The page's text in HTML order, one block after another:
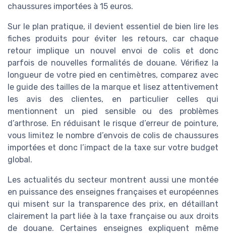
chaussures importées à 15 euros.
Sur le plan pratique, il devient essentiel de bien lire les
fiches produits pour éviter les retours, car chaque
retour implique un nouvel envoi de colis et donc
parfois de nouvelles formalités de douane. Vérifiez la
longueur de votre pied en centimètres, comparez avec
le guide des tailles de la marque et lisez attentivement
les avis des clientes, en particulier celles qui
mentionnent un pied sensible ou des problèmes
d’arthrose. En réduisant le risque d’erreur de pointure,
vous limitez le nombre d’envois de colis de chaussures
importées et donc l’impact de la taxe sur votre budget
global.
Les actualités du secteur montrent aussi une montée
en puissance des enseignes françaises et européennes
qui misent sur la transparence des prix, en détaillant
clairement la part liée à la taxe française ou aux droits
de douane. Certaines enseignes expliquent même